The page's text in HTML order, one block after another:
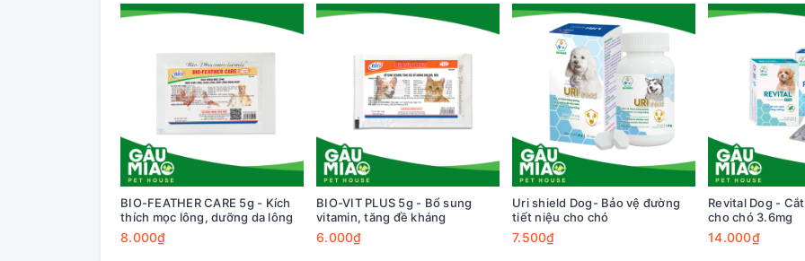
BIO-FEATHER CARE 5g - Kích
thích mọc lông, dưỡng da lông
8.000₫
BIO-VIT PLUS 5g - Bổ sung
vitamin, tăng đề kháng
6.000₫
Uri shield Dog- Bảo vệ đường
tiết niệu cho chó
7.500₫
Revital Dog -
cho chó 3.6mg
14.000₫